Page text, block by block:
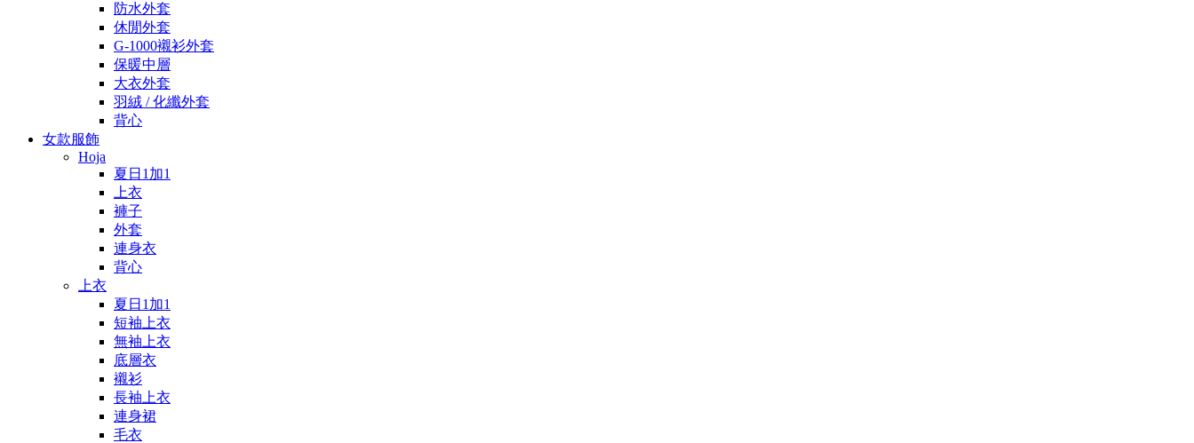
防水外套
休閒外套
G-1000襯衫外套
保暖中層
大衣外套
羽絨 / 化纖外套
背心
女款服飾
Hoja
夏日1加1
上衣
褲子
外套
連身衣
背心
上衣
夏日1加1
短袖上衣
無袖上衣
底層衣
襯衫
長袖上衣
連身裙
毛衣